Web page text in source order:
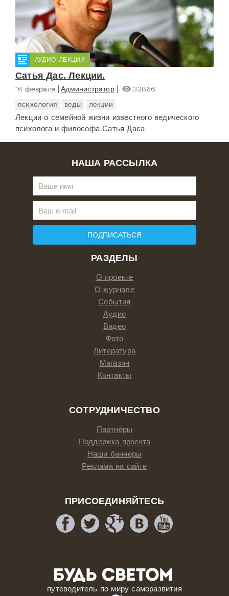
АУДИО-ЛЕКЦИИ
Сатья Дас. Лекции.
16 февраля Администратор
33866
психология
веды лекции
Лекции о семейной жизни известного ведического
психолога и философа Сатья Даса.
РАЗДЕЛЫ
О проекте
О журнале
События
Аудио
Видео
Фото
Литература
Магазин
Контакты
СОТРУДНИЧЕСТВО
Партнёры
Поддержка проекта
Наши баннеры
Реклама на сайте
ПРИСОЕДИНЯЙТЕСЬ
путеводитель по миру саморазвития
НАША РАССЫЛКА
ПОДПИСАТЬСЯ